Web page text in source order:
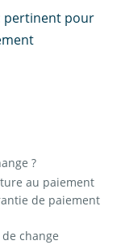
pertinent pour
?
au paiement
de paiement
change